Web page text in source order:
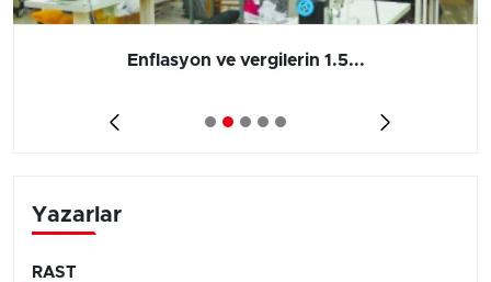
Enflasyon ve vergilerin 1.5...
Yazarlar
RAST